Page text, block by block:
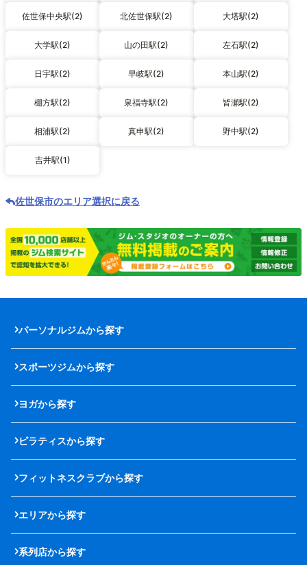
佐世保中央駅(2) 北佐世保駅(2) 大塔駅(2)
大学駅(2) 山の田駅(2) 左石駅(2)
日宇駅(2) 早岐駅(2) 本山駅(2)
棚方駅(2) 泉福寺駅(2) 皆瀬駅(2)
相浦駅(2) 真申駅(2) 野中駅(2)
吉井駅(1)
佐世保市のエリア選択に戻る
パーソナルジムから探す
スポーツジムから探す
ヨガから探す
ピラティスから探す
フィットネスクラブから探す
エリアから探す
系列店から探す